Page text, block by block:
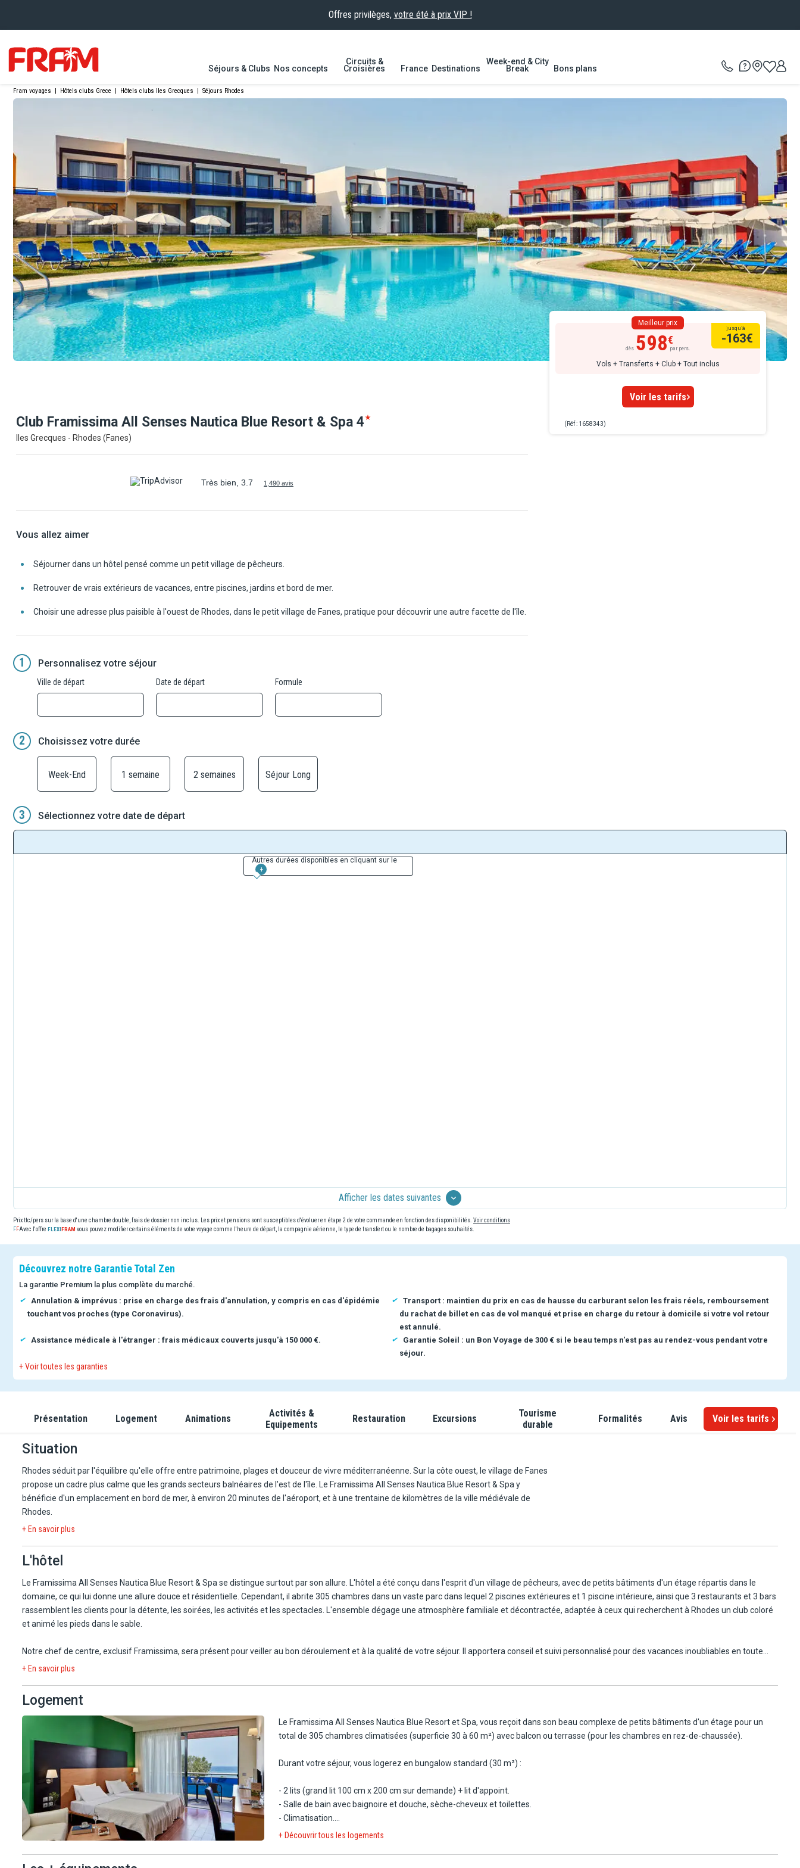
Offres privilèges, votre été à prix VIP !
Séjours & Clubs Nos concepts
Circuits &
Croisières France Destinations
Week-end & City
Break Bons plans
Fram voyages | Hôtels clubs Grece | Hôtels clubs Iles Grecques | Séjours Rhodes
Meilleur prix
dès 598 par pers.
Vols + Transferts + Club + Tout inclus
jusqu’à
-163€
Voir les tarifs
(Réf : 1658343)
Club Framissima All Senses Nautica Blue Resort & Spa 4
Iles Grecques - Rhodes (Fanes)
Très bien, 3.7 1,490 avis
Vous allez aimer
Séjourner dans un hôtel pensé comme un petit village de pêcheurs.
Retrouver de vrais extérieurs de vacances, entre piscines, jardins et bord de mer.
Choisir une adresse plus paisible à l'ouest de Rhodes, dans le petit village de Fanes, pratique pour découvrir une autre facette de l'île.
1 Personnalisez votre séjour
Ville de départ Date de départ Formule
2 Choisissez votre durée
Week-End 1 semaine 2 semaines Séjour Long
3 Sélectionnez votre date de départ
Autres durées disponibles en cliquant sur le
+
Afficher les dates suivantes
Prix ttc/pers sur la base d'une chambre double, frais de dossier non inclus. Les prix et pensions sont susceptibles d'évoluer en étape 2 de votre commande en fonction des disponibilités. Voir conditions
Avec l'offre
vous pouvez modifier certains éléments de votre voyage comme l'heure de départ, la compagnie aérienne, le type de transfert ou le nombre de bagages souhaités.
Découvrez notre Garantie Total Zen
La garantie Premium la plus complète du marché.
Annulation & imprévus : prise en charge des frais d'annulation, y compris en cas d'épidémie
touchant vos proches (type Coronavirus).
Transport : maintien du prix en cas de hausse du carburant selon les frais réels, remboursement
du rachat de billet en cas de vol manqué et prise en charge du retour à domicile si votre vol retour
est annulé.
Assistance médicale à l'étranger : frais médicaux couverts jusqu'à 150 000 €.
Garantie Soleil : un Bon Voyage de 300 € si le beau temps n'est pas au rendez-vous pendant votre
séjour.
+ Voir toutes les garanties
Présentation Logement Animations
Activités &
Equipements
Restauration Excursions
Tourisme
durable
Formalités Avis Voir les tarifs
Situation
Rhodes séduit par l'équilibre qu'elle offre entre patrimoine, plages et douceur de vivre méditerranéenne. Sur la côte ouest, le village de Fanes
propose un cadre plus calme que les grands secteurs balnéaires de l'est de l'île. Le Framissima All Senses Nautica Blue Resort & Spa y
bénéficie d'un emplacement en bord de mer, à environ 20 minutes de l'aéroport, et à une trentaine de kilomètres de la ville médiévale de
Rhodes.
+ En savoir plus
L'hôtel
Le Framissima All Senses Nautica Blue Resort & Spa se distingue surtout par son allure. L'hôtel a été conçu dans l'esprit d'un village de pêcheurs, avec de petits bâtiments d'un étage répartis dans le
domaine, ce qui lui donne une allure douce et résidentielle. Cependant, il abrite 305 chambres dans un vaste parc dans lequel 2 piscines extérieures et 1 piscine intérieure, ainsi que 3 restaurants et 3 bars
rassemblent les clients pour la détente, les soirées, les activités et les spectacles. L'ensemble dégage une atmosphère familiale et décontractée, adaptée à ceux qui recherchent à Rhodes un club coloré
et animé les pieds dans le sable.
Notre chef de centre, exclusif Framissima, sera présent pour veiller au bon déroulement et à la qualité de votre séjour. Il apportera conseil et suivi personnalisé pour des vacances inoubliables en toute
sérénité.
+ En savoir plus
Logement
Le Framissima All Senses Nautica Blue Resort et Spa, vous reçoit dans son beau complexe de petits bâtiments d'un étage pour un
total de 305 chambres climatisées (superficie 30 à 60 m²) avec balcon ou terrasse (pour les chambres en rez-de-chaussée).
Durant votre séjour, vous logerez en bungalow standard (30 m²) :
- 2 lits (grand lit 100 cm x 200 cm sur demande) + lit d'appoint.
- Salle de bain avec baignoire et douche, sèche-cheveux et toilettes.
- Climatisation.
- Télévision.
+ Découvrir tous les logements